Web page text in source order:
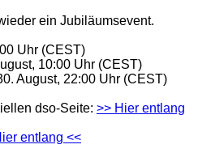
ein Jubiläumsevent.
Uhr (CEST)
10:00 Uhr (CEST)
August, 22:00 Uhr (CEST)
dso-Seite: >> Hier entlang
entlang <<